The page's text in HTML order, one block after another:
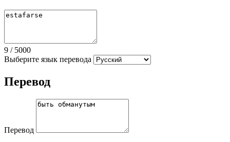
9 / 5000
Выберите язык перевода
Перевод
Перевод